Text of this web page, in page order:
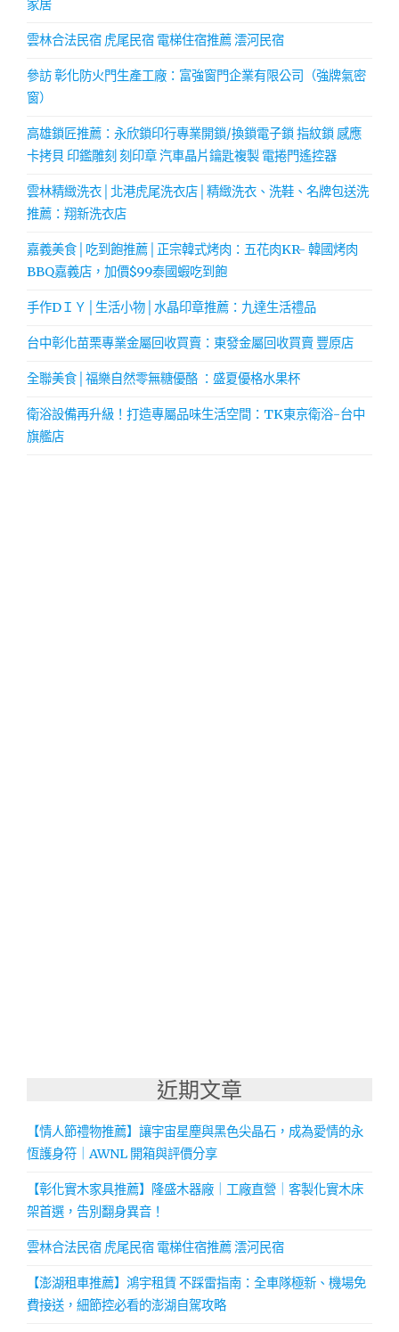
家居
雲林合法民宿 虎尾民宿 電梯住宿推薦 澐河民宿
參訪 彰化防火門生產工廠：富強窗門企業有限公司（強牌氣密
窗）
高雄鎖匠推薦：永欣鎖印行專業開鎖/換鎖電子鎖 指紋鎖 感應
卡拷貝 印鑑雕刻 刻印章 汽車晶片鑰匙複製 電捲門遙控器
雲林精緻洗衣│北港虎尾洗衣店│精緻洗衣、洗鞋、名牌包送洗
推薦：翔新洗衣店
嘉義美食│吃到飽推薦│正宗韓式烤肉：五花肉KR- 韓國烤肉
BBQ嘉義店，加價$99泰國蝦吃到飽
手作DＩＹ│生活小物│水晶印章推薦：九達生活禮品
台中彰化苗栗專業金屬回收買賣：東發金屬回收買賣 豐原店
全聯美食│福樂自然零無糖優酪 ：盛夏優格水果杯
衛浴設備再升級！打造專屬品味生活空間：TK東京衛浴-台中
旗艦店
近期文章
【情人節禮物推薦】讓宇宙星塵與黑色尖晶石，成為愛情的永
恆護身符｜AWNL 開箱與評價分享
【彰化實木家具推薦】隆盛木器廠｜工廠直營｜客製化實木床
架首選，告別翻身異音！
雲林合法民宿 虎尾民宿 電梯住宿推薦 澐河民宿
【澎湖租車推薦】鴻宇租賃 不踩雷指南：全車隊極新、機場免
費接送，細節控必看的澎湖自駕攻略